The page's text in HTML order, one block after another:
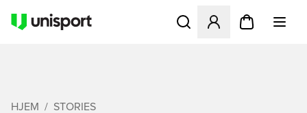
Åbner en Modal til at
HJEM STORIES